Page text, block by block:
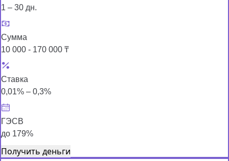
1 – 30 дн.
Сумма
10 000 - 170 000 ₸
Ставка
0,01% – 0,3%
ГЭСВ
до 179%
Получить деньги